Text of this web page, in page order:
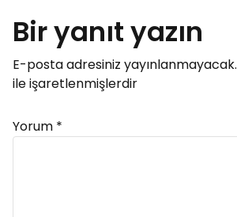
Bir yanıt yazın
E-posta adresiniz yayınlanmayacak.
ile işaretlenmişlerdir
Yorum *